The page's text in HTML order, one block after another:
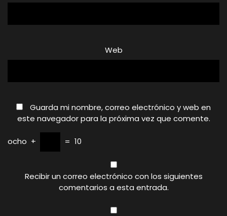
Web
Guarda mi nombre, correo electrónico y web en
este navegador para la próxima vez que comente.
ocho + = 10
Recibir un correo electrónico con los siguientes
comentarios a esta entrada.